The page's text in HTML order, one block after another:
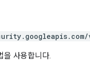
을 사용합니다.